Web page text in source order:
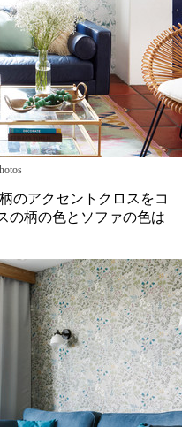
のアクセントクロスをコ
の柄の色とソファの色は